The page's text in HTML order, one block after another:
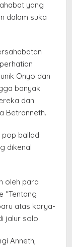
yang
dalam suka
Onyo dan
banyak
dan
Betranneth.
pop ballad
dikenal
oleh para
“Tentang
atas karya-
jalur solo.
Anneth,